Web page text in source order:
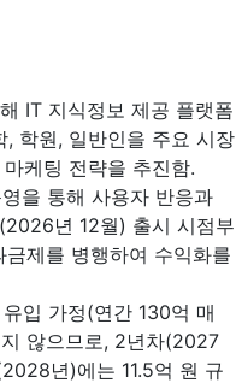
IT 지식정보 제공 플랫폼
학원, 일반인을 주요 시장
케팅 전략을 추진함.
을 통해 사용자 반응과
년 12월) 출시 시점부
제를 병행하여 수익화를
입 가정(연간 130억 매
않으므로, 2년차(2027
년)에는 11.5억 원 규